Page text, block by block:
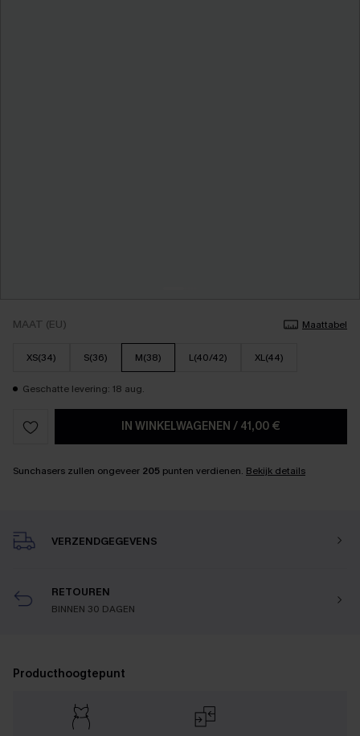
MAAT (EU) Maattabel
XS(34) S(36) M(38) L(40/42) XL(44)
Geschatte levering: 18 aug.
IN WINKELWAGENEN / 41,00 €
Sunchasers zullen ongeveer 205 punten verdienen. Bekijk details
VERZENDGEGEVENS
RETOUREN
BINNEN 30 DAGEN
Producthoogtepunt